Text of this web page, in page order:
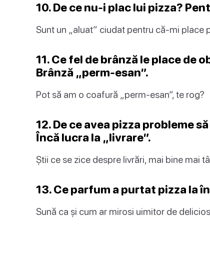
10. De ce nu-i plac lui pizza?
Sunt un „aluat” ciudat pentru că-mi place
11. Ce fel de brânză le place de
Brânză „perm-esan”.
Pot să am o coafură „perm-esan”, te rog?
12. De ce avea pizza probleme
Încă lucra la „livrare”.
Știi ce se zice despre livrări, mai bine mai
13. Ce parfum a purtat pizza la
Sună ca și cum ar mirosi uimitor de